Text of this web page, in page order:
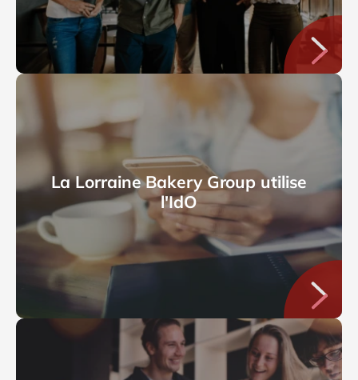
La Lorraine Bakery Group utilise
l'IdO